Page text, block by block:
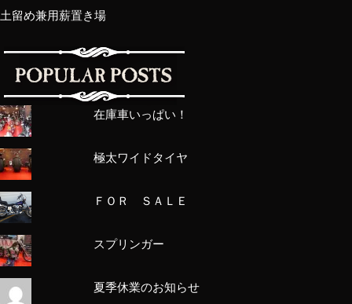
土留め兼用薪置き場
在庫車いっぱい！
極太ワイドタイヤ
ＦＯＲ ＳＡＬＥ
スプリンガー
夏季休業のお知らせ